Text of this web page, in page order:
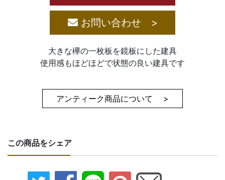
お問い合わせ >
大きな欅の一枚板を鏡板にした建具
使用感もほどほどで状態の良い建具です
アンティーク商品について >
この商品をシェア